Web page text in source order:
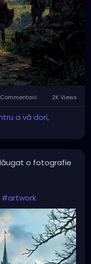
2K Views
a vă dori,
o fotografie
#artwork